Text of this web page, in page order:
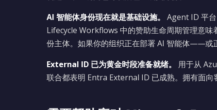
AI 智能体身份现在就是基础设施。
Agent ID 平
Lifecycle Workflows 中的赞助生命周期管理意
份主体。如果你的组织正在部署 AI 智能体——或
External ID 已为黄金时段准备就绪。
用于从
联合都表明 Entra External ID 已成熟。拥有面向